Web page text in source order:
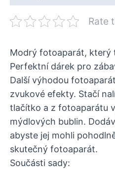
Rate
Modrý fotoaparát, který
Perfektní dárek pro
Další výhodou
zvukové efekty. Stačí
tlačítko a z fotoaparátu
mýdlových bublin.
abyste jej mohli
skutečný fotoaparát.
Součásti sady: